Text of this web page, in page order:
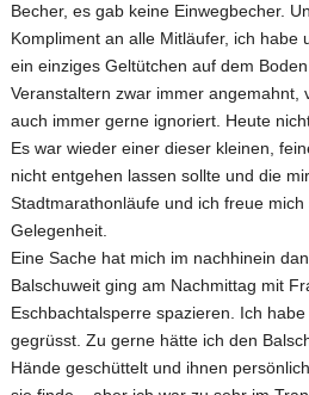
Becher, es gab keine Einwegbecher.
Kompliment an alle Mitläufer, ich habe
ein einziges Geltütchen auf dem
Veranstaltern zwar immer angemahnt,
auch immer gerne ignoriert. Heute
Es war wieder einer dieser kleinen,
nicht entgehen lassen sollte und die
Stadtmarathonläufe und ich freue
Gelegenheit.
Eine Sache hat mich im nachhinein
Balschuweit ging am Nachmittag mit
Eschbachtalsperre spazieren. Ich
gegrüsst. Zu gerne hätte ich den
Hände geschüttelt und ihnen